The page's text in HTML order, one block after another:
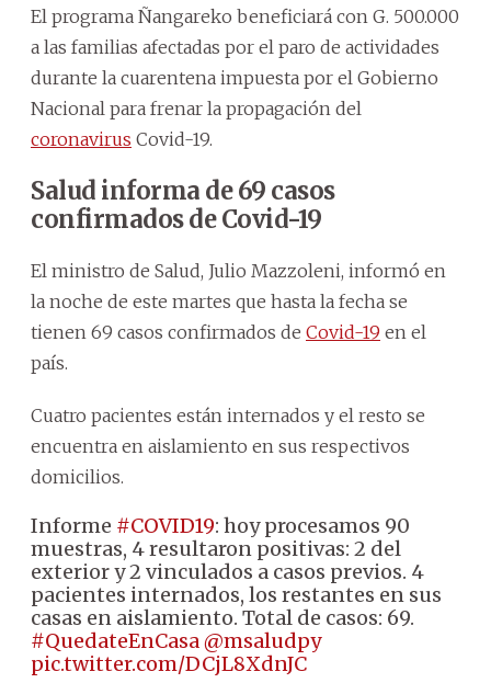
El programa Ñangareko beneficiará con G. 500.000
a las familias afectadas por el paro de actividades
durante la cuarentena impuesta por el Gobierno
Nacional para frenar la propagación del
coronavirus Covid-19.
Salud informa de 69 casos
confirmados de Covid-19
El ministro de Salud, Julio Mazzoleni, informó en
la noche de este martes que hasta la fecha se
tienen 69 casos confirmados de Covid-19 en el
país.
Cuatro pacientes están internados y el resto se
encuentra en aislamiento en sus respectivos
domicilios.
Informe #COVID19: hoy procesamos 90
muestras, 4 resultaron positivas: 2 del
exterior y 2 vinculados a casos previos. 4
pacientes internados, los restantes en sus
casas en aislamiento. Total de casos: 69.
#QuedateEnCasa@msaludpy
pic.twitter.com/DCjL8XdnJC